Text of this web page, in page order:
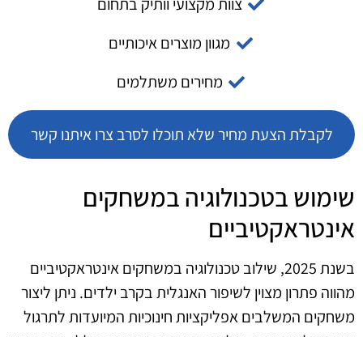
מגוון מוצרים איכותיים
מחירים משתלמים
לקבלת הצעת מחיר שלא תוכלו לסרב צרו איתנו קשר
שימוש בטכנולוגיה במשחקים
אינטראקטיביים
בשנת 2025, שילוב טכנולוגיה במשחקים אינטראקטיביים
מהווה פתרון מצוין לשיפור האנגלית בקרב ילדים. ניתן ליצור
משחקים המשלבים אפליקציות חינוכיות המיועדות לתרגול